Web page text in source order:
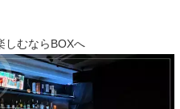
しむならBOXへ